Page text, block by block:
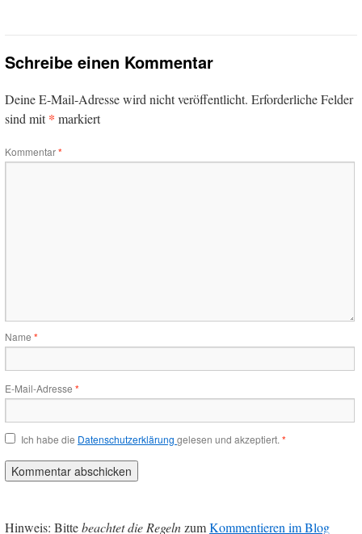
Schreibe einen Kommentar
Deine E-Mail-Adresse wird nicht veröffentlicht. Erforderliche Felder
sind mit* markiert
Kommentar*
Name *
E-Mail-Adresse *
Ich habe die Datenschutzerklärung gelesen und akzeptiert. *
Hinweis: Bittebeachtet die RegelnzumKommentieren im Blog